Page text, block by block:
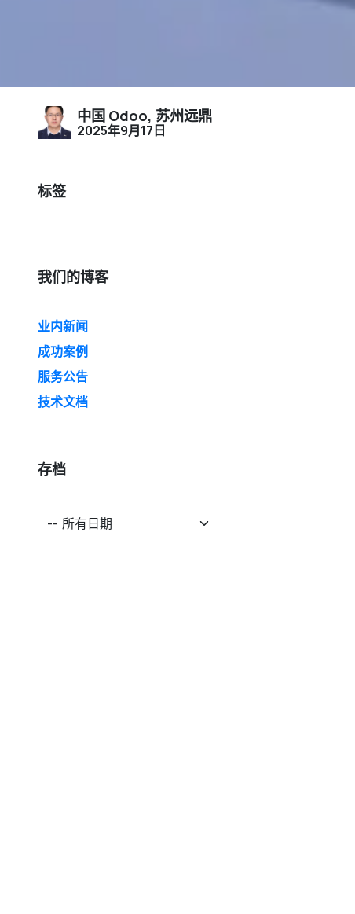
中国 Odoo, 苏州远鼎
2025年9月17日
标签
我们的博客
业内新闻
成功案例
服务公告
技术文档
存档